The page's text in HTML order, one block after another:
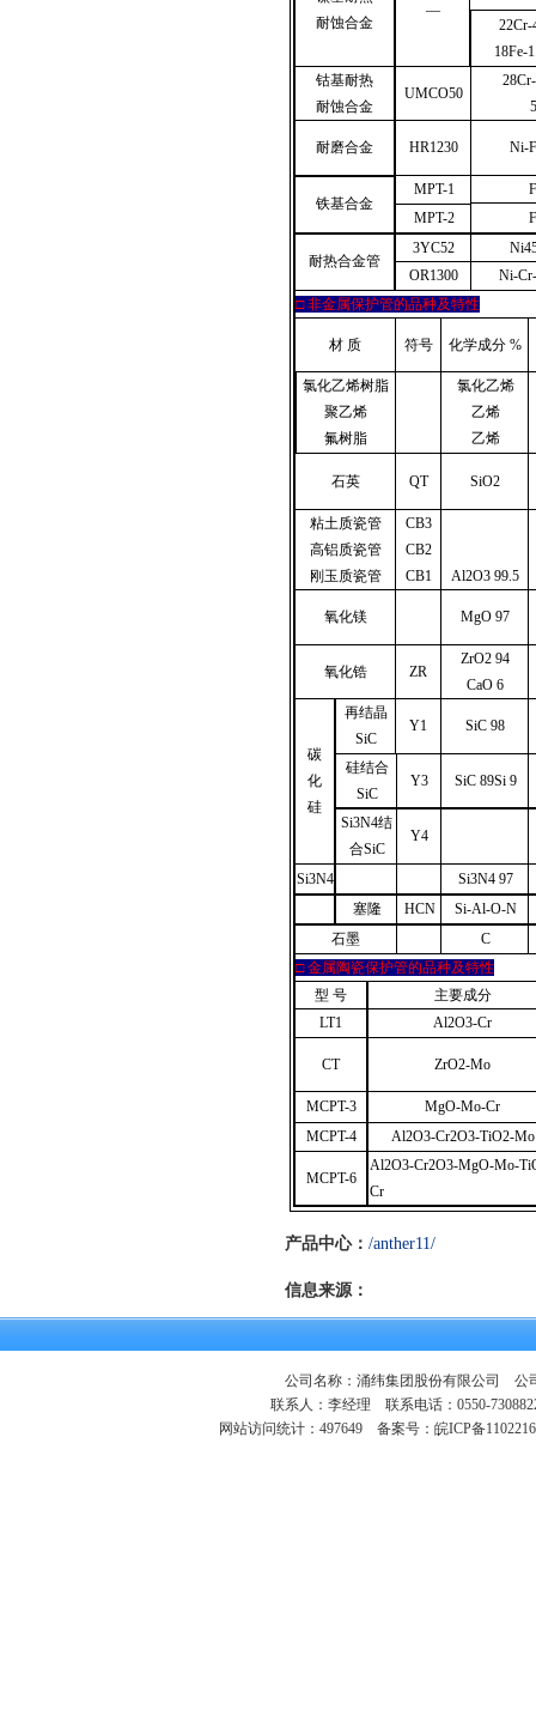
耐蚀合金
—
18Fe-
钴基耐热
耐蚀合金
UMCO50
耐磨合金 HR1230 Ni-
铁基合金
MPT-1
MPT-2
耐热合金管
3YC52
OR1300
Ni-
□非金属保护管的品种及特性
材 质 符号 化学成分 %
氯化乙烯树脂
聚乙烯
氟树脂
氯化乙烯
乙烯
乙烯
石英 QT SiO2
粘土质瓷管
高铝质瓷管
刚玉质瓷管
CB3
CB2
CB1
Al2O3 99.5
氧化镁 MgO 97
氧化锆 ZR
ZrO2 94
CaO 6
碳
化
硅
再结晶
SiC
Y1 SiC 98
硅结合
SiC
Y3 SiC 89Si 9
Si3N4结
合SiC
Y4
Si3N4
Si3N4 97
塞隆
HCN
Si-Al-O-N
石墨
C
□金属陶瓷保护管的品种及特性
型 号
主要成分
LT1
Al2O3-Cr
CT ZrO2-Mo
MCPT-3
MgO-Mo-Cr
MCPT-4
Al2O3-Cr2O3-TiO2-Mo
MCPT-6
Al2O3-Cr2O3-MgO-Mo-
Cr
产品中心： /anther11/
信息来源：
公司名称：涌纬集团股份有限公司 公
联系人：李经理 联系电话：0550-
网站访问统计：497649 备案号：皖ICP备